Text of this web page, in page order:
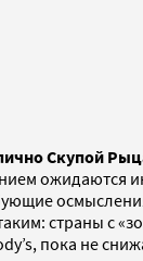
Скупой
страны с
пока не